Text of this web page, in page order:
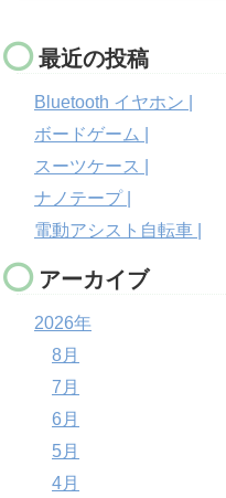
最近の投稿
Bluetooth イヤホン |
ボードゲーム |
スーツケース |
ナノテープ |
電動アシスト自転車 |
アーカイブ
2026年
8月
7月
6月
5月
4月